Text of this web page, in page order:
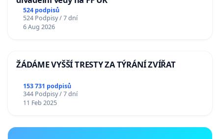
524 podpisů
524 Podpisy / 7 dní
6 Aug 2026
ŽÁDÁME VYŠŠÍ TRESTY ZA TÝRÁNÍ ZVÍŘAT
153 731 podpisů
344 Podpisy / 7 dní
11 Feb 2025